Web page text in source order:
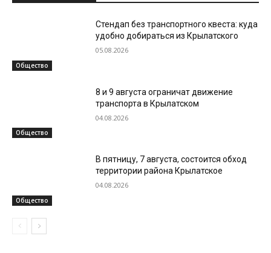
Общество
Стендап без транспортного квеста: куда
удобно добираться из Крылатского
05.08.2026
Общество
8 и 9 августа ограничат движение
транспорта в Крылатском
04.08.2026
Общество
В пятницу, 7 августа, состоится обход
территории района Крылатское
04.08.2026